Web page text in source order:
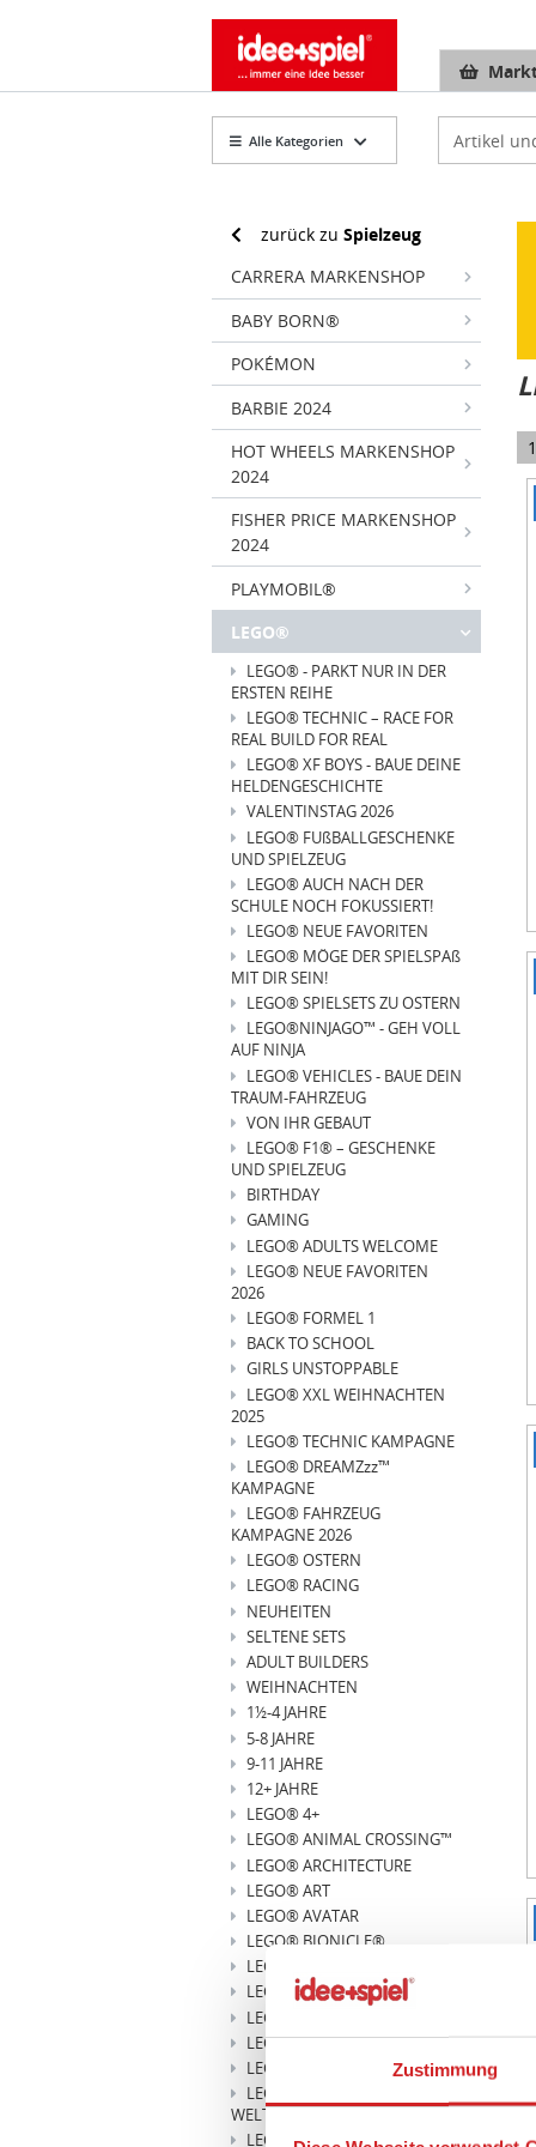
Zustimmung
Alle Kategorien
zurück zu Spielzeug
CARRERA MARKENSHOP
BABY BORN®
POKÉMON
BARBIE 2024
HOT WHEELS MARKENSHOP
2024
FISHER PRICE MARKENSHOP
2024
PLAYMOBIL®
LEGO®
LEGO® - PARKT NUR IN DER
ERSTEN REIHE
LEGO® TECHNIC – RACE FOR
REAL BUILD FOR REAL
LEGO® XF BOYS - BAUE DEINE
HELDENGESCHICHTE
VALENTINSTAG 2026
LEGO® FUßBALLGESCHENKE
UND SPIELZEUG
LEGO® AUCH NACH DER
SCHULE NOCH FOKUSSIERT!
LEGO® NEUE FAVORITEN
LEGO® MÖGE DER SPIELSPAß
MIT DIR SEIN!
LEGO® SPIELSETS ZU OSTERN
LEGO®NINJAGO™ - GEH VOLL
AUF NINJA
LEGO® VEHICLES - BAUE DEIN
TRAUM-FAHRZEUG
VON IHR GEBAUT
LEGO® F1® – GESCHENKE
UND SPIELZEUG
BIRTHDAY
GAMING
LEGO® ADULTS WELCOME
LEGO® NEUE FAVORITEN
2026
LEGO® FORMEL 1
BACK TO SCHOOL
GIRLS UNSTOPPABLE
LEGO® XXL WEIHNACHTEN
2025
LEGO® TECHNIC KAMPAGNE
LEGO® DREAMZzz™
KAMPAGNE
LEGO® FAHRZEUG
KAMPAGNE 2026
LEGO® OSTERN
LEGO® RACING
NEUHEITEN
SELTENE SETS
ADULT BUILDERS
WEIHNACHTEN
1½-4 JAHRE
5-8 JAHRE
9-11 JAHRE
12+ JAHRE
LEGO® 4+
LEGO® ANIMAL CROSSING™
LEGO® ARCHITECTURE
LEGO® ART
LEGO® AVATAR
LEGO® BIONICLE®
LEGO® BLUEY
LEGO® BOTANICALS
LEGO® BRAND CAMPAIGN
LEGO® BRICKHEADZ
LEGO® CITY
LEGO® CITY
WELTRAUMHAFEN
LEGO® CLASSIC
1